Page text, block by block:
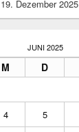
19. Dezember 2025
JUNI 2025
M D
4 5